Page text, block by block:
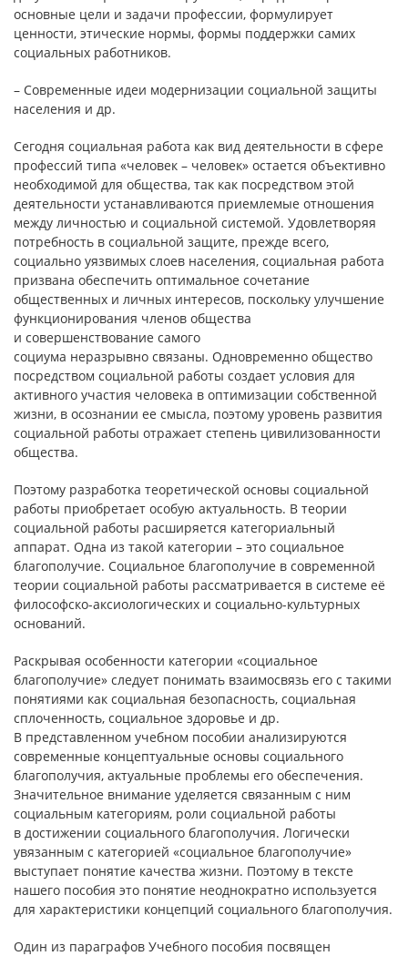
основные цели и задачи профессии, формулирует
ценности, этические нормы, формы поддержки самих
социальных работников.
– Современные идеи модернизации социальной защиты
населения и др.
Сегодня социальная работа как вид деятельности в сфере
профессий типа «человек – человек» остается объективно
необходимой для общества, так как посредством этой
деятельности устанавливаются приемлемые отношения
между личностью и социальной системой. Удовлетворяя
потребность в социальной защите, прежде всего,
социально уязвимых слоев населения, социальная работа
призвана обеспечить оптимальное сочетание
общественных и личных интересов, поскольку улучшение
функционирования членов общества
и совершенствование самого
социума неразрывно связаны. Одновременно общество
посредством социальной работы создает условия для
активного участия человека в оптимизации собственной
жизни, в осознании ее смысла, поэтому уровень развития
социальной работы отражает степень цивилизованности
общества.
Поэтому разработка теоретической основы социальной
работы приобретает особую актуальность. В теории
социальной работы расширяется категориальный
аппарат. Одна из такой категории – это социальное
благополучие. Социальное благополучие в современной
теории социальной работы рассматривается в системе её
философско-аксиологических и социально-культурных
оснований.
Раскрывая особенности категории «социальное
благополучие» следует понимать взаимосвязь его с такими
понятиями как социальная безопасность, социальная
сплоченность, социальное здоровье и др.
В представленном учебном пособии анализируются
современные концептуальные основы социального
благополучия, актуальные проблемы его обеспечения.
Значительное внимание уделяется связанным с ним
социальным категориям, роли социальной работы
в достижении социального благополучия. Логически
увязанным с категорией «социальное благополучие»
выступает понятие качества жизни. Поэтому в тексте
нашего пособия это понятие неоднократно используется
для характеристики концепций социального благополучия.
Один из параграфов Учебного пособия посвящен